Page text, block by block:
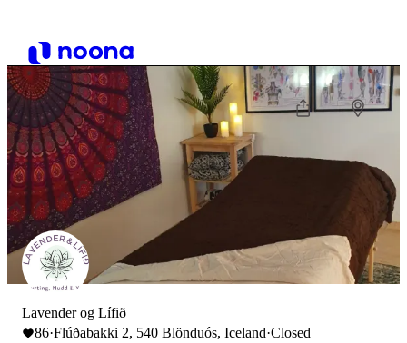
Lavender og Lífið
86·Flúðabakki 2, 540 Blönduós, Iceland·Closed